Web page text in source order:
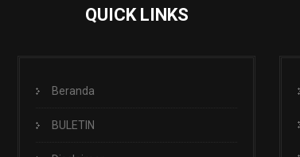
QUICK LINKS
Beranda
BULETIN